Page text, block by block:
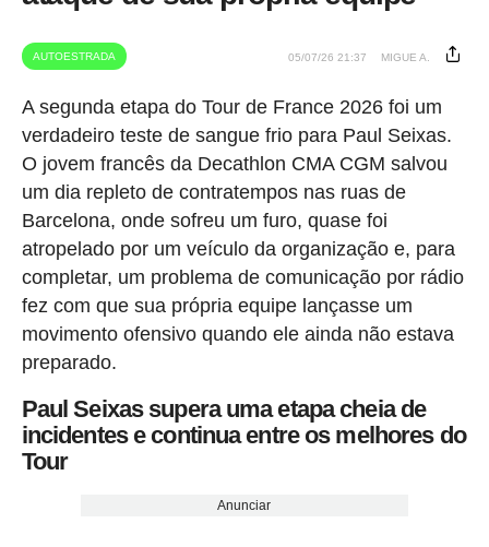
AUTOESTRADA 05/07/26 21:37 MIGUE A.
A segunda etapa do Tour de France 2026 foi um
verdadeiro teste de sangue frio para Paul Seixas.
O jovem francês da Decathlon CMA CGM salvou
um dia repleto de contratempos nas ruas de
Barcelona, onde sofreu um furo, quase foi
atropelado por um veículo da organização e, para
completar, um problema de comunicação por rádio
fez com que sua própria equipe lançasse um
movimento ofensivo quando ele ainda não estava
preparado.
Paul Seixas supera uma etapa cheia de
incidentes e continua entre os melhores do
Tour
Anunciar